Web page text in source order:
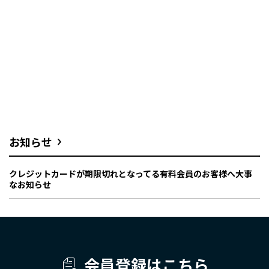
お知らせ
クレジットカードが期限切れとなってる有料会員のお客様へ大事
なお知らせ